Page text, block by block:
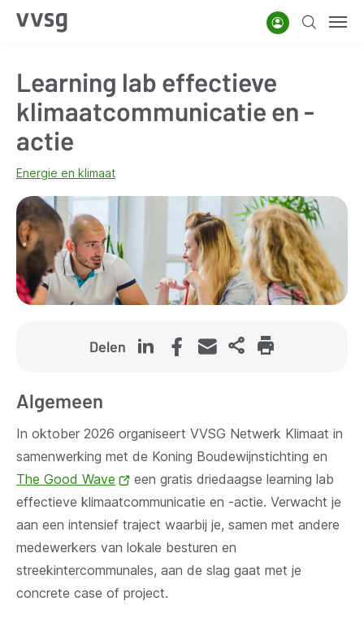
Overslaan
inhoud
gaan
AccountZoeken
Learning lab effectieve
klimaatcommunicatie en -
actie
Energie en klimaat
Delen
Algemeen
In oktober 2026 organiseert VVSG Netwerk Klimaat in
samenwerking met de Koning Boudewijnstichting en
The Good Wave
(opent
nieuw
venster)
een gratis driedaagse learning lab
effectieve klimaatcommunicatie en -actie. Verwacht je
aan een intensief traject waarbij je, samen met andere
medewerkers van lokale besturen en
streekintercommunales, aan de slag gaat met je
concrete case of project.